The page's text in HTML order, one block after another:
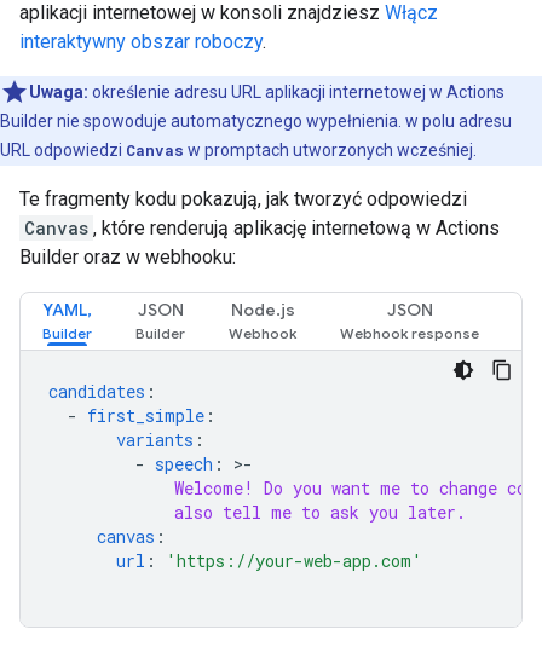
aplikacji internetowej w konsoli znajdziesz Włącz
interaktywny obszar roboczy.
Uwaga: określenie adresu URL aplikacji internetowej w Actions
Builder nie spowoduje automatycznego wypełnienia. w polu adresu
URL odpowiedzi Canvas w promptach utworzonych wcześniej.
Te fragmenty kodu pokazują, jak tworzyć odpowiedzi
Canvas , które renderują aplikację internetową w Actions
Builder oraz w webhooku:
YAML, JSON Node.js JSON
candidates :
- first_simple :
variants :
- speech :
>-
Welcome! Do you want me to change
also tell me to ask you later.
canvas :
url : 'https://your-web-app.com'